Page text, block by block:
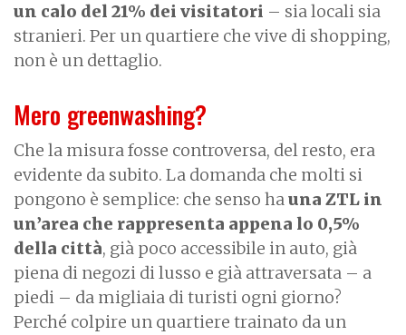
un calo del 21% dei visitatori – sia locali sia
stranieri. Per un quartiere che vive di shopping,
non è un dettaglio.
Mero greenwashing?
Che la misura fosse controversa, del resto, era
evidente da subito. La domanda che molti si
pongono è semplice: che senso hauna ZTL in
un’area che rappresenta appena lo 0,5%
della città, già poco accessibile in auto, già
piena di negozi di lusso e già attraversata – a
piedi – da migliaia di turisti ogni giorno?
Perché colpire un quartiere trainato da un